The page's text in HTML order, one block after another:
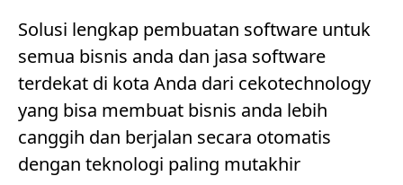
Solusi lengkap pembuatan software untuk
semua bisnis anda dan jasa software
terdekat di kota Anda dari cekotechnology
yang bisa membuat bisnis anda lebih
canggih dan berjalan secara otomatis
dengan teknologi paling mutakhir